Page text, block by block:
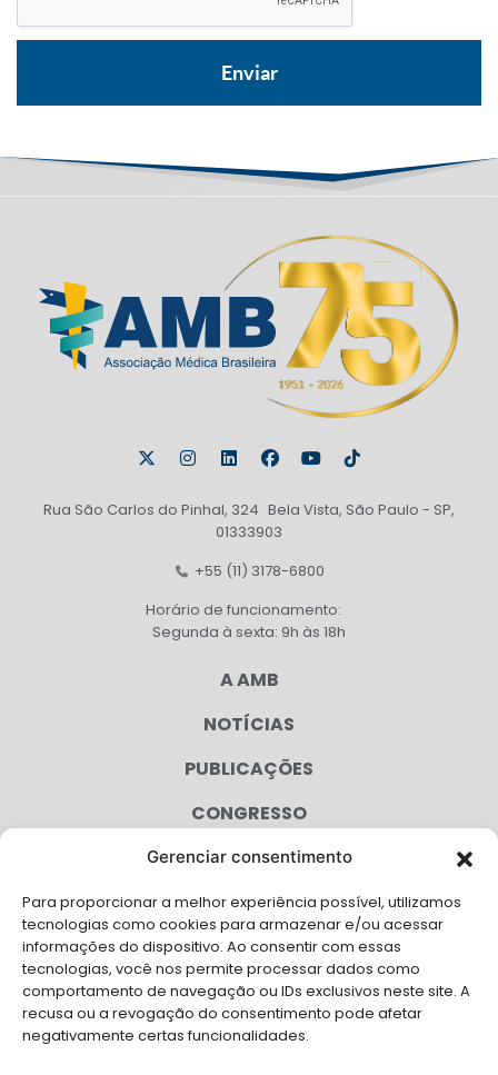
Gerenciar consentimento
Para proporcionar a melhor experiência possível, utilizamos
tecnologias como cookies para armazenar e/ou acessar
informações do dispositivo. Ao consentir com essas
tecnologias, você nos permite processar dados como
comportamento de navegação ou IDs exclusivos neste site. A
recusa ou a revogação do consentimento pode afetar
negativamente certas funcionalidades.
Rua São Carlos do Pinhal, 324 Bela Vista, São Paulo - SP,
01333903
+55 (11) 3178-6800
Horário de funcionamento:
Segunda à sexta: 9h às 18h
A AMB
NOTÍCIAS
PUBLICAÇÕES
CONGRESSO
AGENDA
CAMPANHAS
SERVIÇOS
FILIADAS
LGPD